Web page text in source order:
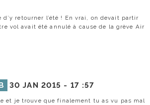
d’y retourner l’été ! En vrai, on devait partir
vol avait été annulé à cause de la grève Air
30 JAN 2015 - 17 :57
et je trouve que finalement tu as vu pas mal